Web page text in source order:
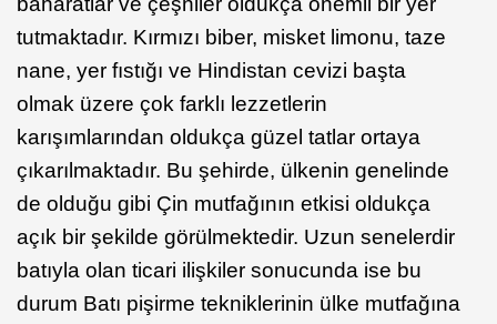
tutmaktadır. Kırmızı biber, misket limonu, taze
nane, yer fıstığı ve Hindistan cevizi başta
olmak üzere çok farklı lezzetlerin
karışımlarından oldukça güzel tatlar ortaya
çıkarılmaktadır. Bu şehirde, ülkenin genelinde
de olduğu gibi Çin mutfağının etkisi oldukça
açık bir şekilde görülmektedir. Uzun senelerdir
batıyla olan ticari ilişkiler sonucunda ise bu
durum Batı pişirme tekniklerinin ülke mutfağına